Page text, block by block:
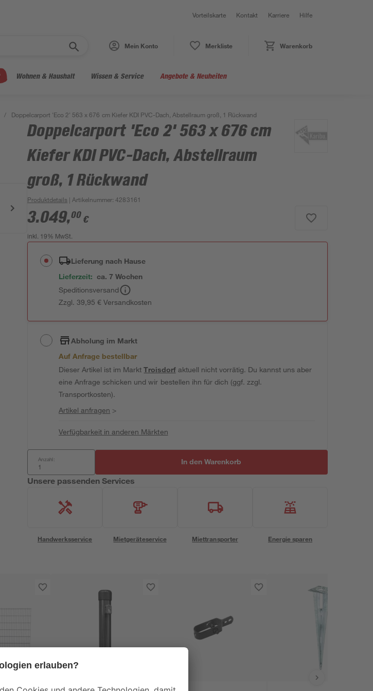
Vorteilskarte Kontakt Karriere Hilfe
Mein Konto Merkliste Warenkorb
Wohnen & Haushalt Wissen & Service Angebote & Neuheiten
/ Doppelcarport 'Eco 2' 563 x 676 cm Kiefer KDI PVC-Dach, Abstellraum groß, 1 Rückwand
Doppelcarport 'Eco 2' 563 x 676 cm
Kiefer KDI PVC-Dach, Abstellraum
groß, 1 Rückwand
Produktdetails | Artikelnummer:4283161
3.049,00 €
inkl. 19% MwSt.
Lieferung nach Hause
Lieferzeit: ca. 7 Wochen
Speditionsversand
Zzgl. 39,95 € Versandkosten
Abholung im Markt
Auf Anfrage bestellbar
Dieser Artikel ist im MarktTroisdorfaktuell nicht vorrätig. Du kannst uns aber
eine Anfrage schicken und wir bestellen ihn für dich (ggf. zzgl.
Transportkosten).
Artikel anfragen >
Verfügbarkeit in anderen Märkten
Anzahl: In den Warenkorb
Unsere passenden Services
Handwerksservice Mietgeräteservice Miettransporter Energie sparen